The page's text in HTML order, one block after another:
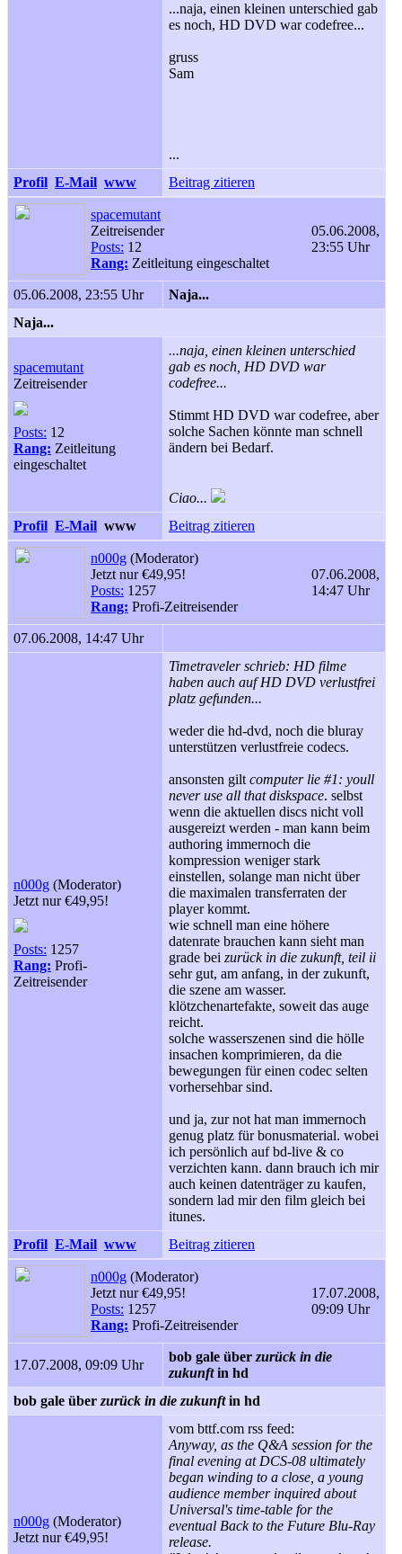
...naja, einen kleinen unterschied gab
es noch, HD DVD war codefree...
gruss
Sam
...
Profil E-Mail www Beitrag zitieren
spacemutant
Zeitreisender
Posts: 12
Rang: Zeitleitung eingeschaltet
05.06.2008,
23:55 Uhr
05.06.2008, 23:55 Uhr
Naja...
Naja...
spacemutant
Zeitreisender
Posts: 12
Rang: Zeitleitung
eingeschaltet
...naja, einen kleinen unterschied
gab es noch, HD DVD war
codefree...
Stimmt HD DVD war codefree, aber
solche Sachen könnte man schnell
ändern bei Bedarf.
Ciao...
Profil E-Mail www Beitrag zitieren
n000g (Moderator)
Jetzt nur €49,95!
Posts: 1257
Rang: Profi-Zeitreisender
07.06.2008,
14:47 Uhr
07.06.2008, 14:47 Uhr
n000g (Moderator)
Jetzt nur €49,95!
Posts: 1257
Rang: Profi-
Zeitreisender
Timetraveler schrieb: HD filme
haben auch auf HD DVD verlustfrei
platz gefunden...
weder die hd-dvd, noch die bluray
unterstützen verlustfreie codecs.
ansonsten gilt computer lie #1: youll
never use all that diskspace. selbst
wenn die aktuellen discs nicht voll
ausgereizt werden - man kann beim
authoring immernoch die
kompression weniger stark
einstellen, solange man nicht über
die maximalen transferraten der
player kommt.
wie schnell man eine höhere
datenrate brauchen kann sieht man
grade bei zurück in die zukunft, teil ii
sehr gut, am anfang, in der zukunft,
die szene am wasser.
klötzchenartefakte, soweit das auge
reicht.
solche wasserszenen sind die hölle
insachen komprimieren, da die
bewegungen für einen codec selten
vorhersehbar sind.
und ja, zur not hat man immernoch
genug platz für bonusmaterial. wobei
ich persönlich auf bd-live & co
verzichten kann. dann brauch ich mir
auch keinen datenträger zu kaufen,
sondern lad mir den film gleich bei
itunes.
Profil E-Mail www Beitrag zitieren
n000g (Moderator)
Jetzt nur €49,95!
Posts: 1257
Rang: Profi-Zeitreisender
17.07.2008,
09:09 Uhr
17.07.2008, 09:09 Uhr
bob gale über zurück in die
zukunftin hd
bob gale über zurück in die zukunftin hd
n000g (Moderator)
Jetzt nur €49,95!
vom bttf.com rss feed:
Anyway, as the Q&A session for the
final evening at DCS-08 ultimately
began winding to a close, a young
audience member inquired about
Universal's time-table for the
eventual Back to the Future Blu-Ray
release.